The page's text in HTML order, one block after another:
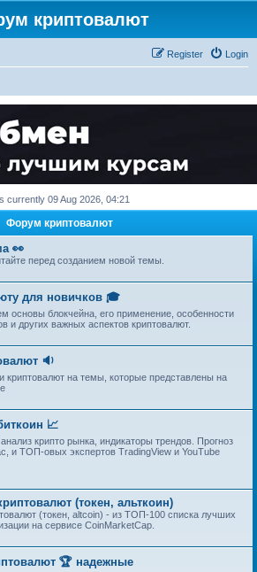
криптовалют
Login
Register
currently 09 Aug 2026, 04:21
Форум криптовалют
👀
перед созданием новой темы.
для новичков 🎓
основы блокчейна, его применение, особенности
и других важных аспектов криптовалют.
🔉
криптовалют на темы, которые представлены на
📈
крипто рынка, индикаторы трендов. Прогноз
и ТОП-овых экспертов TradingView и YouTube
(токен, альткоин)
(токен, altcoin) - из ТОП-100 списка лучших
на сервисе CoinMarketCap.
🏆 надежные